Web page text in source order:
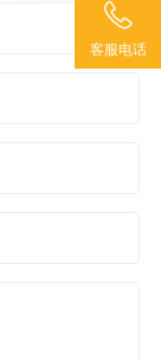
客服电话